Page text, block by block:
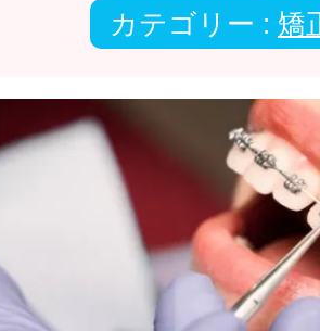
カテゴリー : 矯